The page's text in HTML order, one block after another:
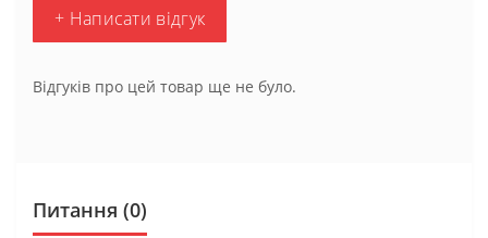
+ Написати відгук
Відгуків про цей товар ще не було.
Питання (0)